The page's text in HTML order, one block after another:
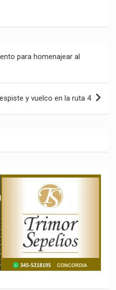
para homenajear al
y vuelco en la ruta 4